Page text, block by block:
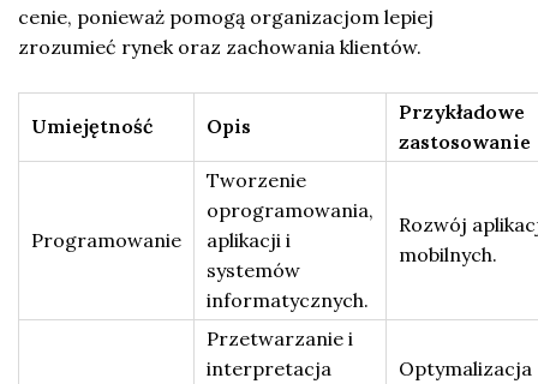
cenie, ponieważ pomogą organizacjom lepiej
zrozumieć rynek oraz zachowania klientów.
Umiejętność Opis
Przykładowe
zastosowanie
Programowanie
Tworzenie
oprogramowania,
aplikacji i
systemów
informatycznych.
Rozwój
mobilnych.
Przetwarzanie i
interpretacja
Optymalizacja